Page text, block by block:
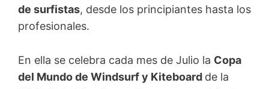
de surfistas, desde los principiantes hasta los
profesionales.
En ella se celebra cada mes de Julio la Copa
del Mundo de Windsurf y Kiteboard de la